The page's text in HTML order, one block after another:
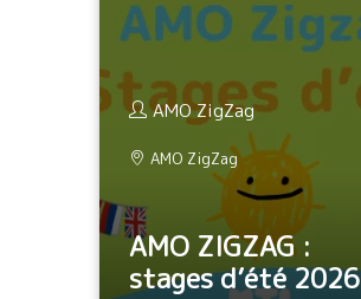
AMO ZigZag
AMO ZigZag
AMO ZIGZAG :
stages d’été 2026